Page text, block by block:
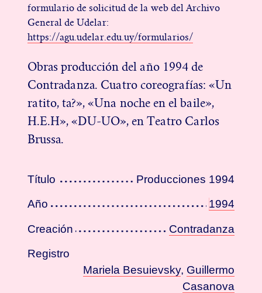
formulario de solicitud de la web del Archivo
General de Udelar:
https://agu.udelar.edu.uy/formularios/
Obras producción del año 1994 de
Contradanza. Cuatro coreografías: «Un
ratito, ta?», «Una noche en el baile»,
H.E.H», «DU-UO», en Teatro Carlos
Brussa.
Título Producciones 1994
Año 1994
Creación Contradanza
Registro
Mariela Besuievsky, Guillermo
Casanova